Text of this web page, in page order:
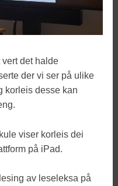
det halde
der vi ser på ulike
korleis desse kan
viser korleis dei
på iPad.
av leseleksa på